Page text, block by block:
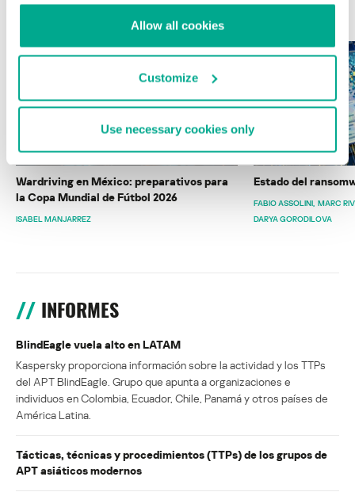
Allow all cookies
Customize
Use necessary cookies only
ÚLTIMAS PUBLICACIONES
Wardriving en México: preparativos para
la Copa Mundial de Fútbol 2026
ISABEL MANJARREZ
Estado del
FABIO ASSOLINI MARC
DARYA GORODILOVA
INFORMES
BlindEagle vuela alto en LATAM
Kaspersky proporciona información sobre la actividad y los TTPs
del APT BlindEagle. Grupo que apunta a organizaciones e
individuos en Colombia, Ecuador, Chile, Panamá y otros países de
América Latina.
Tácticas, técnicas y procedimientos (TTPs) de los grupos de
APT asiáticos modernos